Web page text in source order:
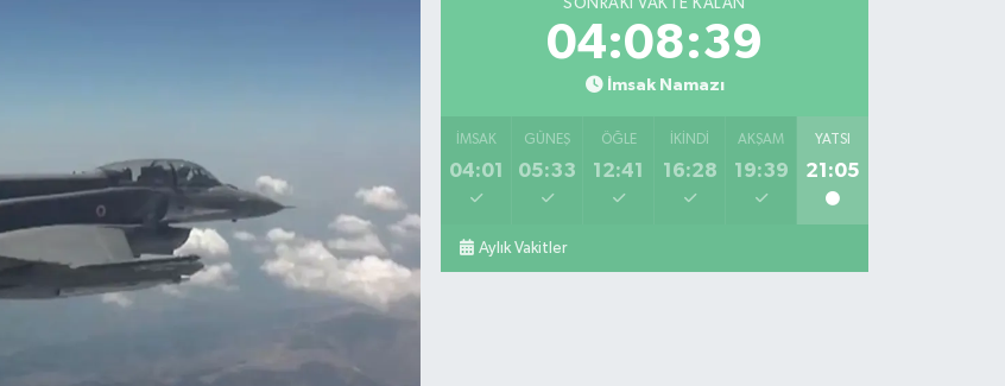
SONRAKI VAKTE KALAN
04:08:39
İmsak Namazı
İMSAK
04:01
GÜNEŞ
05:33
ÖĞLE
12:41
İKINDI
16:28
AKŞAM
19:39
YATSI
21:05
Aylık Vakitler